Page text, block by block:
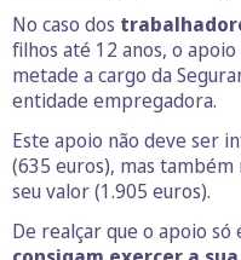
No caso dos
filhos até 12 anos, o apoio
metade a cargo da
entidade empregadora.
Este apoio não deve ser
(635 euros), mas
seu valor (1.905 euros).
De realçar que o apoio só